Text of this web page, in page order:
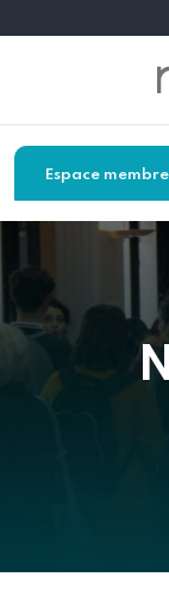
Espace